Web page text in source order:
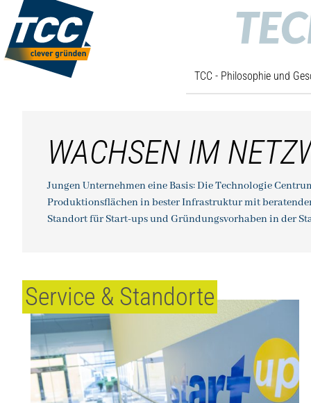
TCC - Philosophie und
WACHSEN IM
Jungen Unternehmen eine Basis: Die Technologie
Produktionsflächen in bester Infrastruktur mit
Standort für Start-ups und Gründungsvorhaben in der
Service & Standorte